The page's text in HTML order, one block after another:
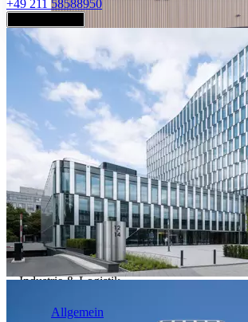
Industrie & Logistik
Allgemein
+49 211 58588950